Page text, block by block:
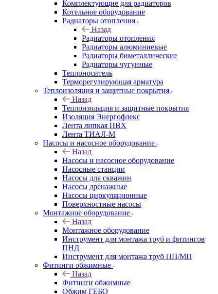
Комплектующие для радиаторов
Котельное оборудование
Радиаторы отопления
Назад
Радиаторы отопления
Радиаторы алюминиевые
Радиаторы биметаллические
Радиаторы чугунные
Теплоноситель
Терморегулирующая арматура
Теплоизоляция и защитные покрытия
Назад
Теплоизоляция и защитные покрытия
Изоляция Энергофлекс
Лента липкая ПВХ
Лента ТИАЛ-М
Насосы и насосное оборудование
Назад
Насосы и насосное оборудование
Насосные станции
Насосы для скважин
Насосы дренажные
Насосы циркуляционные
Поверхностные насосы
Монтажное оборудование
Назад
Монтажное оборудование
Инструмент для монтажа труб и фитингов
ПНД
Инструмент для монтажа труб ПП/МП
Фитинги обжимные
Назад
Фитинги обжимные
Обжим ГЕБО